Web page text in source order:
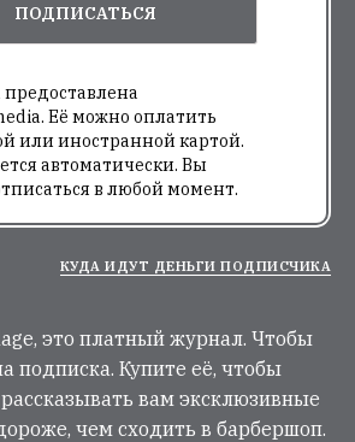
ПОДПИСАТЬСЯ
Её можно оплатить
или иностранной картой.
автоматически. Вы
в любой момент.
КУДА ИДУТ ДЕНЬГИ ПОДПИСЧИКА
это платный журнал. Чтобы
подписка. Купите её, чтобы
вам эксклюзивные
чем сходить в барбершоп.